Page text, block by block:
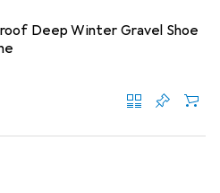
Deep Winter Gravel Shoe